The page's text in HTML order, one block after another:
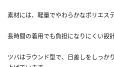
素材には、軽量でやわらかなポリエス
長時間の着用でも負担になりにくい設計
ツバはラウンド型で、日差しをしっか